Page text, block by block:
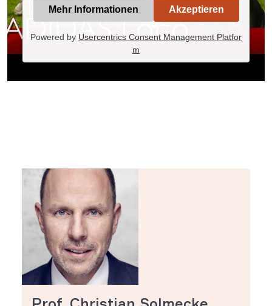
Mehr Informationen Akzeptieren
Powered by Usercentrics Consent Management Platfor
m